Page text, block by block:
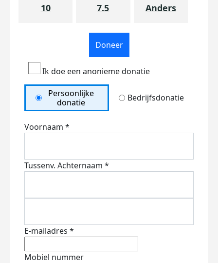
10 7.5 Anders
Doneer
Ik doe een anonieme donatie
Persoonlijke
donatie
Bedrijfsdonatie
Voornaam *
Tussenv. Achternaam *
E-mailadres *
Mobiel nummer